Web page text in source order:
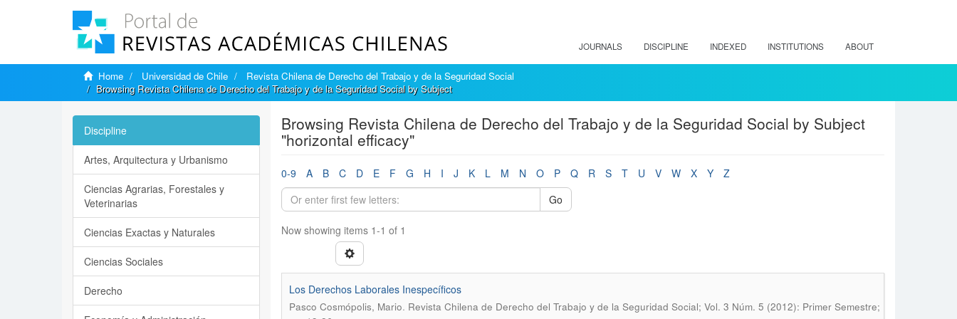
JOURNALS DISCIPLINE INDEXED INSTITUTIONS ABOUT
Home Universidad de Chile
Revista Chilena de Derecho del Trabajo y de la Seguridad Social
Browsing Revista Chilena de Derecho del Trabajo y de la Seguridad Social by Subject
Browsing Revista Chilena de Derecho del Trabajo y de la Seguridad Social by Subject
"horizontal efficacy"
0-9 A B C D E F G H I J K L M N O P Q R S T U V W X Y
Z
Go
Now showing items 1-1 of 1
Los Derechos Laborales Inespecíficos
Pasco Cosmópolis, Mario. Revista Chilena de Derecho del Trabajo y de la Seguridad Social; Vol. 3 Núm. 5 (2012): Primer Semestre;
Discipline
Artes, Arquitectura y Urbanismo
Ciencias Agrarias, Forestales y
Veterinarias
Ciencias Exactas y Naturales
Ciencias Sociales
Derecho